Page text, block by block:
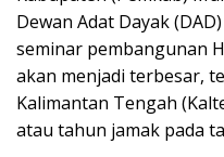
Dewan Adat Dayak
seminar pembangunan
akan menjadi terbesar,
Kalimantan Tengah
atau tahun jamak pada